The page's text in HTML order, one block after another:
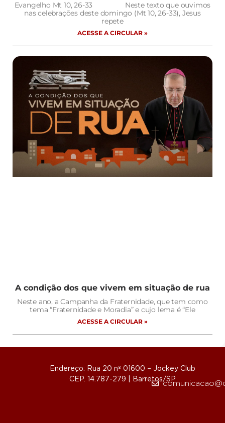
Evangelho Mt 10, 26-33 Neste texto que ouvimos
nas celebrações deste domingo (Mt 10, 26-33), Jesus
repete
ACESSE A CIRCULAR »
A condição dos que vivem em situação de rua
Neste ano, a Campanha da Fraternidade, que tem como
tema “Fraternidade e Moradia” e cujo lema é “Ele
ACESSE A CIRCULAR »
Endereço: Rua 20 nº 01600 – Jockey Club
CEP. 14.787-279 | Barretos/SP